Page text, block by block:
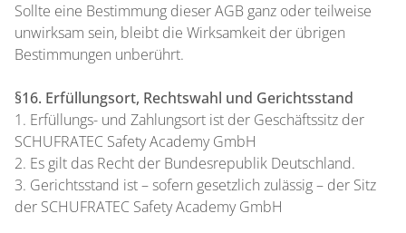
Sollte eine Bestimmung dieser AGB ganz oder teilweise
unwirksam sein, bleibt die Wirksamkeit der übrigen
Bestimmungen unberührt.
§16. Erfüllungsort, Rechtswahl und Gerichtsstand
1. Erfüllungs- und Zahlungsort ist der Geschäftssitz der
SCHUFRATEC Safety Academy GmbH
2. Es gilt das Recht der Bundesrepublik Deutschland.
3. Gerichtsstand ist – sofern gesetzlich zulässig – der Sitz
der SCHUFRATEC Safety Academy GmbH